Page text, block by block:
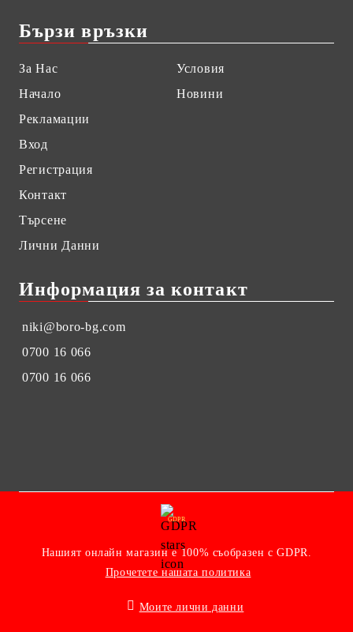
Бързи връзки
За Нас
Начало
Рекламации
Вход
Регистрация
Контакт
Търсене
Лични Данни
Условия
Новини
Информация за контакт
niki@boro-bg.com
0700 16 066
0700 16 066
GDPR
Нашият онлайн магазин е 100% съобразен с GDPR.
Прочетете нашата политика
Моите лични данни